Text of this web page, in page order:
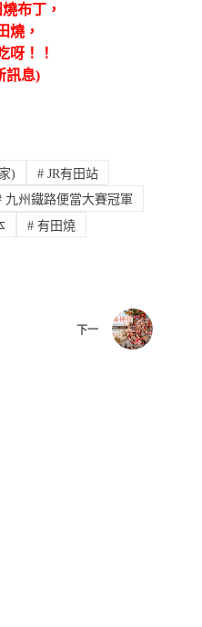
布丁，
燒，
呀！！
訊息)
) #JR有田站
九州鐵路便當大賽冠軍
# 有田燒
下一